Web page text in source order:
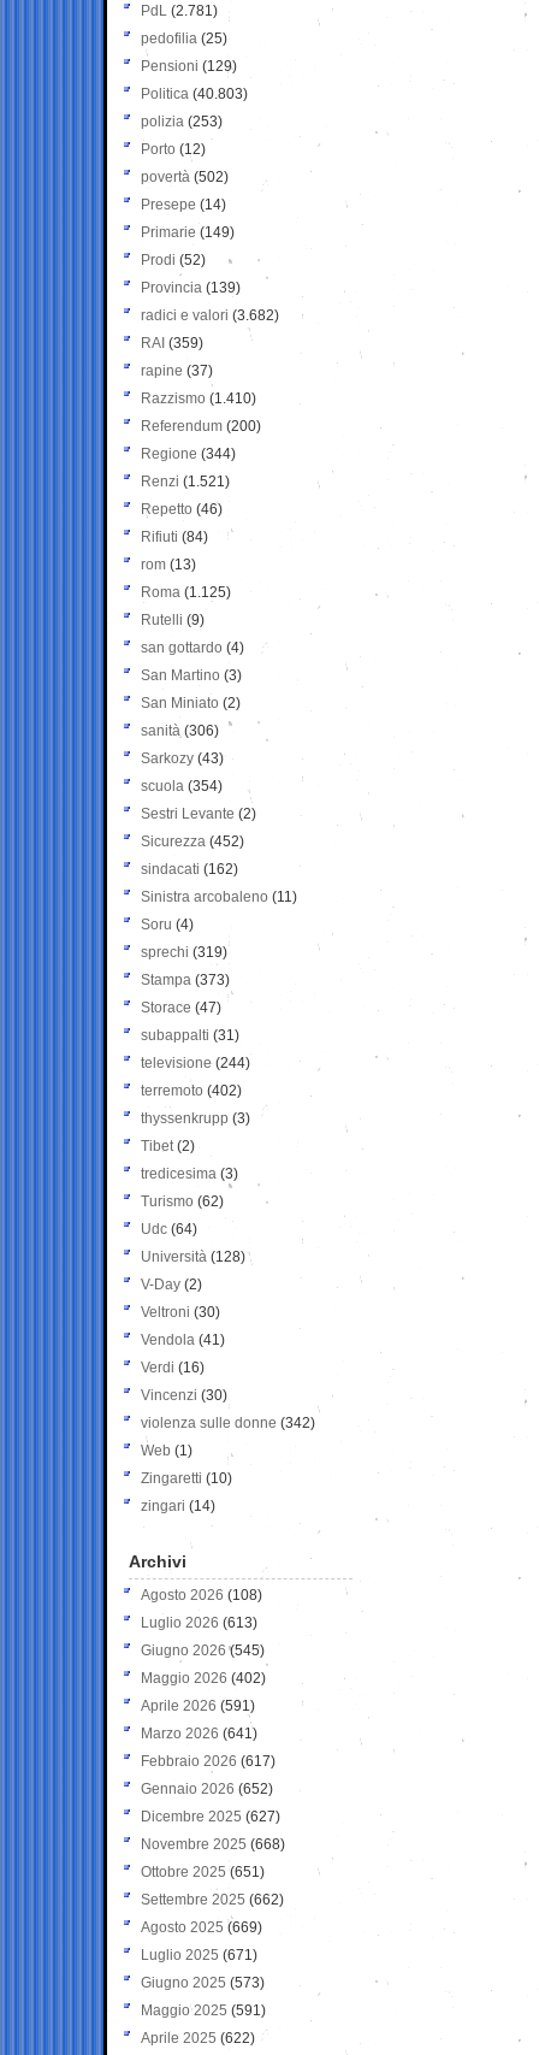
PdL (2.781)
pedofilia (25)
Pensioni (129)
Politica (40.803)
polizia (253)
Porto (12)
povertà (502)
Presepe (14)
Primarie (149)
Prodi (52)
Provincia (139)
radici e valori (3.682)
RAI (359)
rapine (37)
Razzismo (1.410)
Referendum (200)
Regione (344)
Renzi (1.521)
Repetto (46)
Rifiuti (84)
rom (13)
Roma (1.125)
Rutelli (9)
san gottardo (4)
San Martino (3)
San Miniato (2)
sanità (306)
Sarkozy (43)
scuola (354)
Sestri Levante (2)
Sicurezza (452)
sindacati (162)
Sinistra arcobaleno (11)
Soru (4)
sprechi (319)
Stampa (373)
Storace (47)
subappalti (31)
televisione(244)
terremoto (402)
thyssenkrupp (3)
Tibet(2)
tredicesima (3)
Turismo (62)
Udc (64)
Università (128)
V-Day (2)
Veltroni (30)
Vendola (41)
Verdi (16)
Vincenzi (30)
violenza sulle donne (342)
Web (1)
Zingaretti (10)
zingari (14)
Archivi
Agosto 2026 (108)
Luglio 2026 (613)
Giugno 2026 (545)
Maggio 2026 (402)
Aprile 2026 (591)
Marzo 2026 (641)
Febbraio 2026 (617)
Gennaio 2026 (652)
Dicembre 2025 (627)
Novembre 2025 (668)
Ottobre 2025 (651)
Settembre 2025 (662)
Agosto 2025 (669)
Luglio 2025 (671)
Giugno 2025 (573)
Maggio 2025 (591)
Aprile 2025 (622)